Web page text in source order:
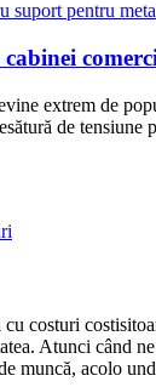
extrem de
de
costuri
Atunci când
muncă, acolo